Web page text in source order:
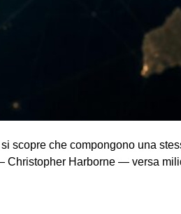
scopre che compongono una
Christopher Harborne — versa